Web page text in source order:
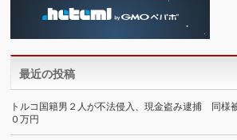
最近の投稿
トルコ国籍男２人が不法侵入、現金盗み逮捕 同様
０万円